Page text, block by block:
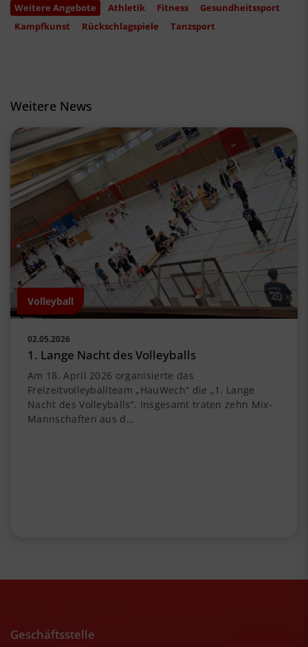
Weitere Angebote
Athletik Fitness
Gesundheitssport
Kampfkunst
Rückschlagspiele Tanzsport
Weitere News
Volleyball
02.05.2026
1. Lange Nacht des Volleyballs
Am 18. April 2026 organisierte das
Freizeitvolleyballteam „HauWech“ die „1. Lange
Nacht des Volleyballs“. Insgesamt traten zehn Mix-
Mannschaften aus d…
Geschäftsstelle